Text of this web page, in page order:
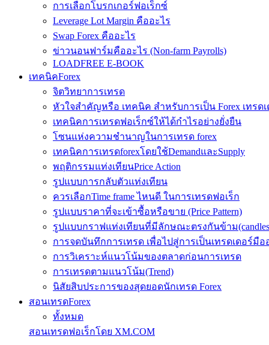
การเลือกโบรกเกอร์ฟอเร็กซ์
Leverage Lot Margin คืออะไร
Swap Forex คืออะไร
ข่าวนอนฟาร์มคืออะไร (Non-farm Payrolls)
LOADFREE E-BOOK
เทคนิคForex
จิตวิทยาการเทรด
หัวใจสำคัญหรือ เทคนิค สำหรับการเป็น Forex เทรดเ
เทคนิคการเทรดฟอเร็กซ์ให้ได้กำไรอย่างยั่งยืน
โซนแห่งความชำนาญในการเทรด forex
เทคนิคการเทรดforexโดยใช้DemandและSupply
พฤติกรรมแท่งเทียนPrice Action
รูปแบบการกลับตัวแท่งเทียน
ควรเลือกTime frame ไหนดี ในการเทรดฟอเร็ก
รูปแบบราคาที่จะเข้าซื้อหรือขาย (Price Pattern)
รูปแบบกราฟแท่งเทียนที่มีลักษณะตรงกันข้าม
การจดบันทึกการเทรด เพื่อไปสู่การเป็นเทรดเดอร์มื
การวิเคราะห์แนวโน้มของตลาดก่อนการเทรด
การเทรดตามแนวโน้ม(Trend)
นิสัยสิบประการของสุดยอดนักเทรด Forex
สอนเทรดForex
ทั้งหมด
สอนเทรดฟอเร็กโดย XM.COM